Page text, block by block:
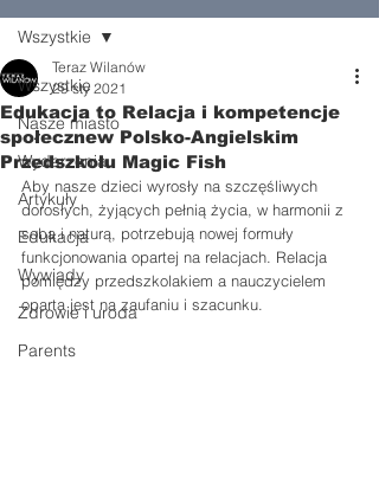
Wszystkie
Nasze miasto
Wydarzenia
Artykuły
Edukacja
Wywiady
Zdrowie i uroda
Parents
Wszystkie
Edukacja to Relacja i kompetencje
społecznew Polsko-Angielskim
Przedszkolu Magic Fish
Teraz Wilanów
29 sty 2021
Aby nasze dzieci wyrosły na szczęśliwych
dorosłych, żyjących pełnią życia, w harmonii z
sobą i naturą, potrzebują nowej formuły
funkcjonowania opartej na relacjach. Relacja
pomiędzy przedszkolakiem a nauczycielem
oparta jest na zaufaniu i szacunku.